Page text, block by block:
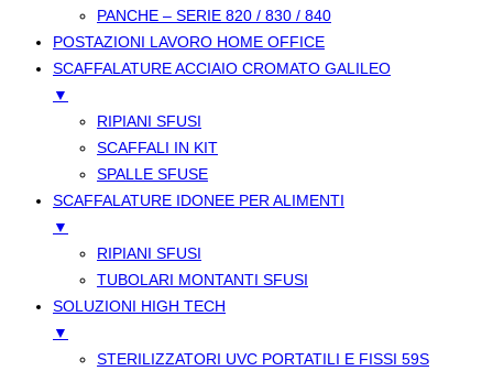
PANCHE – SERIE 820 / 830 / 840
POSTAZIONI LAVORO HOME OFFICE
SCAFFALATURE ACCIAIO CROMATO GALILEO
▼
RIPIANI SFUSI
SCAFFALI IN KIT
SPALLE SFUSE
SCAFFALATURE IDONEE PER ALIMENTI
▼
RIPIANI SFUSI
TUBOLARI MONTANTI SFUSI
SOLUZIONI HIGH TECH
▼
STERILIZZATORI UVC PORTATILI E FISSI 59S